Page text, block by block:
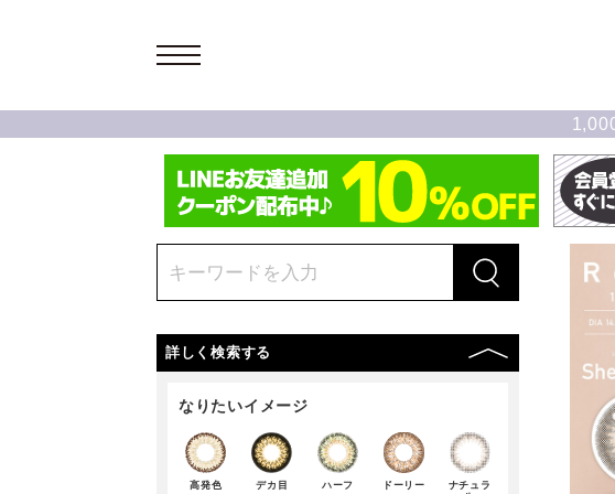
詳しく検索する
なりたいイメージ
高発色 デカ目 ハーフ ドーリー
ナチュラ